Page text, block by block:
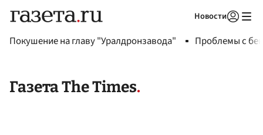
Новости
Покушение на главу "Уралдронзавода" Проблемы с
Газета The Times